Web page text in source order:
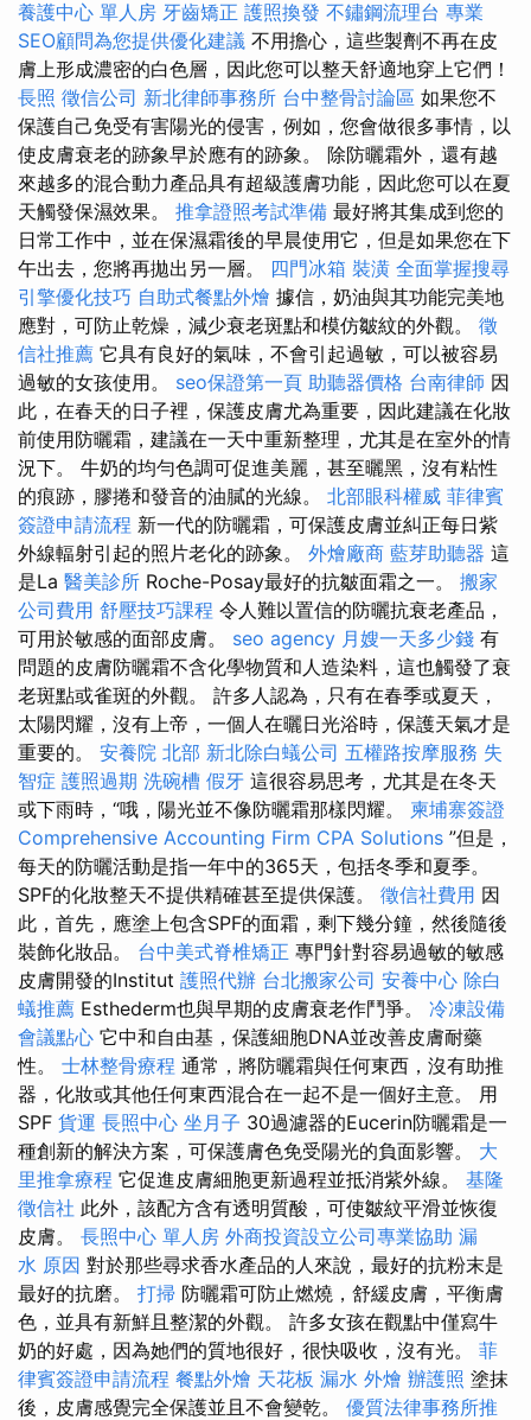
養護中心 單人房 牙齒矯正 護照換發 不鏽鋼流理台 專業
SEO顧問為您提供優化建議 不用擔心，這些製劑不再在皮
膚上形成濃密的白色層，因此您可以整天舒適地穿上它們！
長照 徵信公司 新北律師事務所 台中整骨討論區 如果您不
保護自己免受有害陽光的侵害，例如，您會做很多事情，以
使皮膚衰老的跡象早於應有的跡象。 除防曬霜外，還有越
來越多的混合動力產品具有超級護膚功能，因此您可以在夏
天觸發保濕效果。 推拿證照考試準備 最好將其集成到您的
日常工作中，並在保濕霜後的早晨使用它，但是如果您在下
午出去，您將再拋出另一層。 四門冰箱 裝潢 全面掌握搜尋
引擎優化技巧 自助式餐點外燴 據信，奶油與其功能完美地
應對，可防止乾燥，減少衰老斑點和模仿皺紋的外觀。 徵
信社推薦 它具有良好的氣味，不會引起過敏，可以被容易
過敏的女孩使用。 seo保證第一頁 助聽器價格 台南律師 因
此，在春天的日子裡，保護皮膚尤為重要，因此建議在化妝
前使用防曬霜，建議在一天中重新整理，尤其是在室外的情
況下。 牛奶的均勻色調可促進美麗，甚至曬黑，沒有粘性
的痕跡，膠捲和發音的油膩的光線。 北部眼科權威 菲律賓
簽證申請流程 新一代的防曬霜，可保護皮膚並糾正每日紫
外線輻射引起的照片老化的跡象。 外燴廠商 藍芽助聽器 這
是La 醫美診所 Roche-Posay最好的抗皺面霜之一。 搬家
公司費用 舒壓技巧課程 令人難以置信的防曬抗衰老產品，
可用於敏感的面部皮膚。 seo agency 月嫂一天多少錢 有
問題的皮膚防曬霜不含化學物質和人造染料，這也觸發了衰
老斑點或雀斑的外觀。 許多人認為，只有在春季或夏天，
太陽閃耀，沒有上帝，一個人在曬日光浴時，保護天氣才是
重要的。 安養院 北部 新北除白蟻公司 五權路按摩服務 失
智症 護照過期 洗碗槽 假牙 這很容易思考，尤其是在冬天
或下雨時，“哦，陽光並不像防曬霜那樣閃耀。 柬埔寨簽證
Comprehensive Accounting Firm CPA Solutions ”但是，
每天的防曬活動是指一年中的365天，包括冬季和夏季。
SPF的化妝整天不提供精確甚至提供保護。 徵信社費用 因
此，首先，應塗上包含SPF的面霜，剩下幾分鐘，然後隨後
裝飾化妝品。 台中美式脊椎矯正 專門針對容易過敏的敏感
皮膚開發的Institut 護照代辦 台北搬家公司 安養中心 除白
蟻推薦 Esthederm也與早期的皮膚衰老作鬥爭。 冷凍設備
會議點心 它中和自由基，保護細胞DNA並改善皮膚耐藥
性。 士林整骨療程 通常，將防曬霜與任何東西，沒有助推
器，化妝或其他任何東西混合在一起不是一個好主意。 用
SPF 貨運 長照中心 坐月子 30過濾器的Eucerin防曬霜是一
種創新的解決方案，可保護膚色免受陽光的負面影響。 大
里推拿療程 它促進皮膚細胞更新過程並抵消紫外線。 基隆
徵信社 此外，該配方含有透明質酸，可使皺紋平滑並恢復
皮膚。 長照中心 單人房 外商投資設立公司專業協助 漏
水 原因 對於那些尋求香水產品的人來說，最好的抗粉末是
最好的抗磨。 打掃 防曬霜可防止燃燒，舒緩皮膚，平衡膚
色，並具有新鮮且整潔的外觀。 許多女孩在觀點中僅寫牛
奶的好處，因為她們的質地很好，很快吸收，沒有光。 菲
律賓簽證申請流程 餐點外燴 天花板 漏水 外燴 辦護照 塗抹
後，皮膚感覺完全保護並且不會變乾。 優質法律事務所推